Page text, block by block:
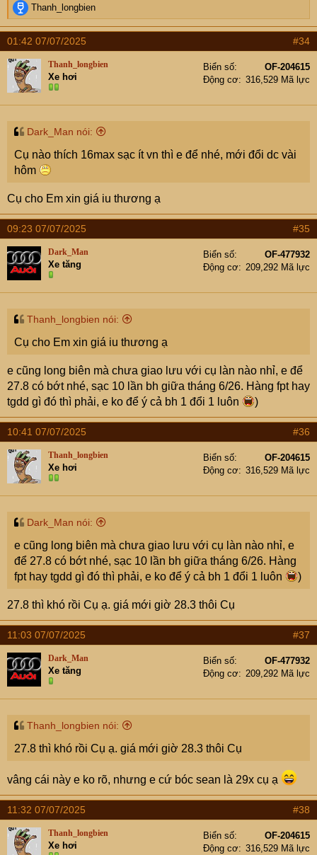
R
e
a
c
t
i
o
n
s
Thanh_longbien
01:42 07/07/2025 #34
Thanh_longbien
Xe hơi
Biển số
OF-204615
Động cơ
316,529 Mã lực
Dark_Man nói:
Cụ nào thích 16max sạc ít vn thì e để nhé, mới đổi dc vài
hôm
Cụ cho Em xin giá iu thương ạ
09:23 07/07/2025 #35
Dark_Man
Xe tăng
Biển số
OF-477932
Động cơ
209,292 Mã lực
Thanh_longbien nói:
Cụ cho Em xin giá iu thương ạ
e cũng long biên mà chưa giao lưu với cụ làn nào nhỉ, e để
27.8 có bớt nhé, sạc 10 lần bh giữa tháng 6/26. Hàng fpt hay
tgdd gì đó thì phải, e ko để ý cả bh 1 đổi 1 luôn
)
10:41 07/07/2025 #36
Thanh_longbien
Xe hơi
Biển số
OF-204615
Động cơ
316,529 Mã lực
Dark_Man nói:
e cũng long biên mà chưa giao lưu với cụ làn nào nhỉ, e
để 27.8 có bớt nhé, sạc 10 lần bh giữa tháng 6/26. Hàng
fpt hay tgdd gì đó thì phải, e ko để ý cả bh 1 đổi 1 luôn
)
27.8 thì khó rồi Cụ ạ. giá mới giờ 28.3 thôi Cụ
11:03 07/07/2025 #37
Dark_Man
Xe tăng
Biển số
OF-477932
Động cơ
209,292 Mã lực
Thanh_longbien nói:
27.8 thì khó rồi Cụ ạ. giá mới giờ 28.3 thôi Cụ
vâng cái này e ko rõ, nhưng e cứ bóc sean là 29x cụ ạ
11:32 07/07/2025 #38
Thanh_longbien
Xe hơi
Biển số
OF-204615
Động cơ
316,529 Mã lực